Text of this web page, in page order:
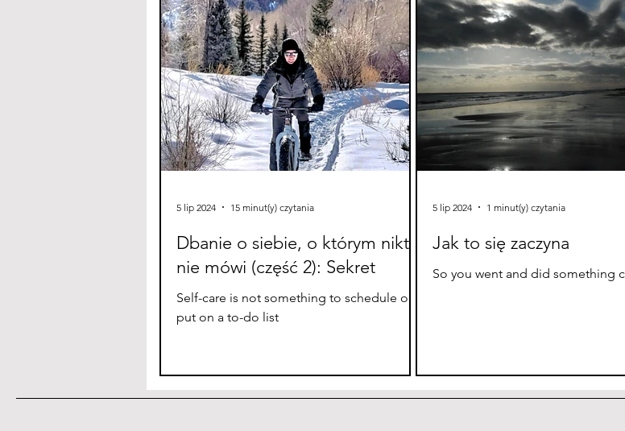
Dbanie o siebie, o którym nikt
nie mówi (część 2): Sekret
Self-care is not something to schedule or
put on a to-do list
5 lip 2024 15 minut(y) czytania
Jak to się zaczyna
So you went and did something
5 lip 2024 1 minut(y) czytania